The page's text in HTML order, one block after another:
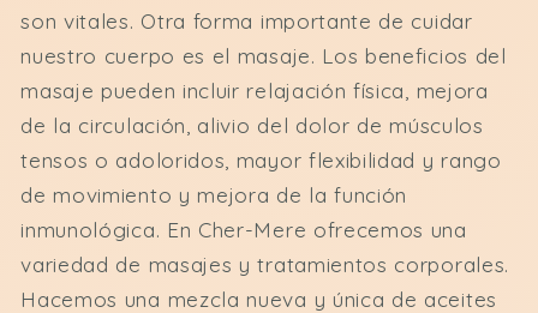
son vitales. Otra forma importante de cuidar
nuestro cuerpo es el masaje. Los beneficios del
masaje pueden incluir relajación física, mejora
de la circulación, alivio del dolor de músculos
tensos o adoloridos, mayor flexibilidad y rango
de movimiento y mejora de la función
inmunológica. En Cher-Mere ofrecemos una
variedad de masajes y tratamientos corporales.
Hacemos una mezcla nueva y única de aceites